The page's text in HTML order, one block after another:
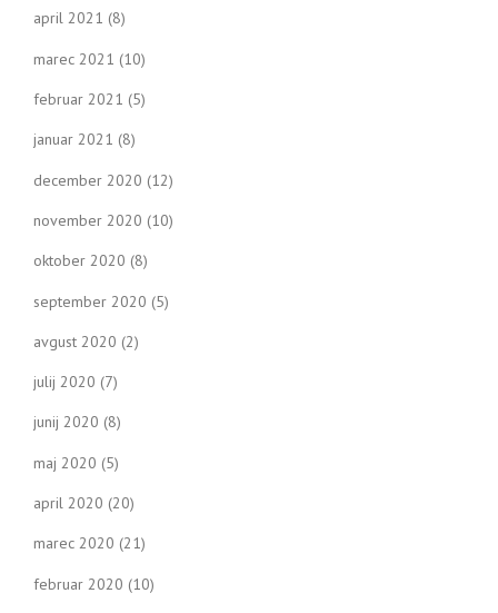
april 2021 (8)
marec 2021 (10)
februar 2021 (5)
januar 2021 (8)
december 2020 (12)
november 2020 (10)
oktober 2020 (8)
september 2020 (5)
avgust 2020 (2)
julij 2020 (7)
junij 2020 (8)
maj 2020 (5)
april 2020 (20)
marec 2020 (21)
februar 2020 (10)